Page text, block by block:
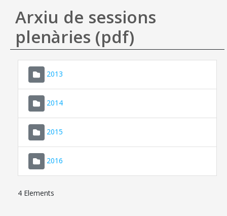
Ajuda
Arxiu de sessions
plenàries (pdf)
2013
2014
2015
2016
4 Elements